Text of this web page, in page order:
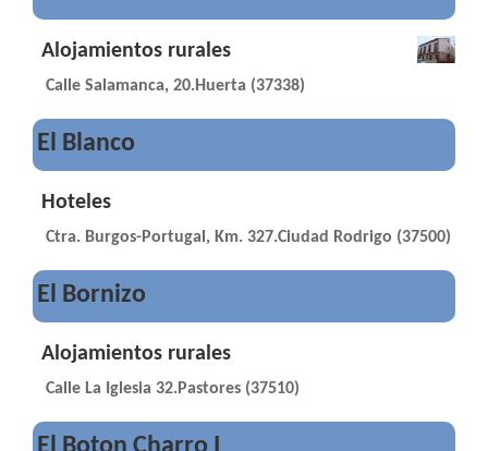
Alojamientos rurales
Calle Salamanca, 20.Huerta (37338)
El Blanco
Hoteles
Ctra. Burgos-Portugal, Km. 327.Ciudad Rodrigo (37500)
El Bornizo
Alojamientos rurales
Calle La Iglesia 32.Pastores (37510)